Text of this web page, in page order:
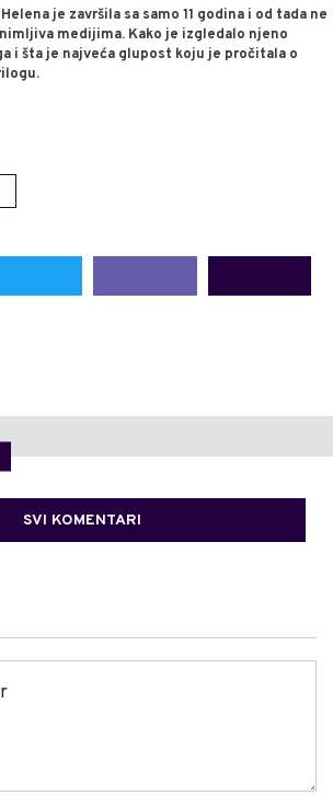
je završila sa samo 11 godina i od tada ne
medijima. Kako je izgledalo njeno
i šta je najveća glupost koju je pročitala o
SVI KOMENTARI